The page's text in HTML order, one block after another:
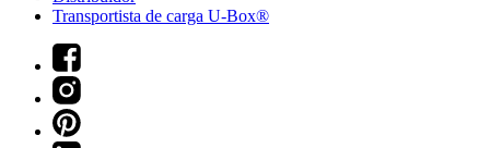
Transportista de carga U-Box®